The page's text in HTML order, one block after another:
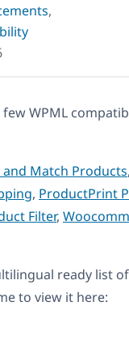
,
WPML
Match Products
, ProductPrint
Filter,
ready list of
to view it here: